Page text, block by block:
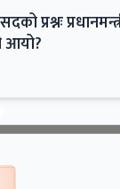
प्रश्नः
आयो?